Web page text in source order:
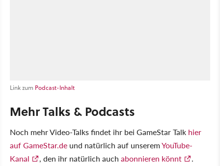
Link zum Podcast-Inhalt
Mehr Talks & Podcasts
Noch mehr Video-Talks findet ihr bei GameStar Talk hier
auf GameStar.de und natürlich auf unseremYouTube-
Kanal
, den ihr natürlich auch abonnieren könnt .